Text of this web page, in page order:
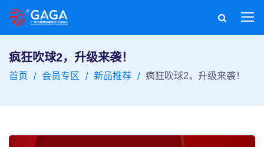
疯狂吹球2，升级来袭！
首页 会员专区 新品推荐 疯狂吹球2，升级来袭！